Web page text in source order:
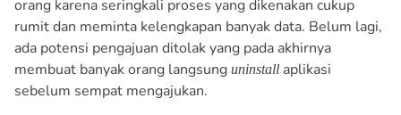
orang karena seringkali proses yang dikenakan cukup
rumit dan meminta kelengkapan banyak data. Belum lagi,
ada potensi pengajuan ditolak yang pada akhirnya
membuat banyak orang langsung uninstall aplikasi
sebelum sempat mengajukan.